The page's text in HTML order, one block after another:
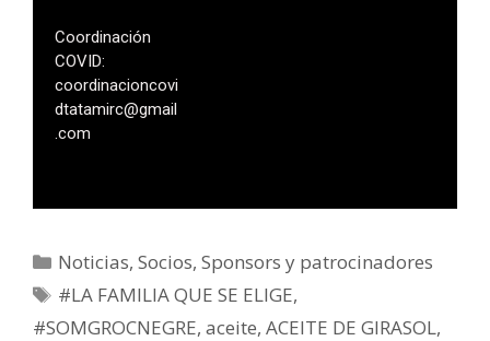
Coordinación
COVID:
coordinacioncovi
dtatamirc@gmail
.com
Noticias,Socios,Sponsors y patrocinadores
#LA FAMILIA QUE SE ELIGE,
#SOMGROCNEGRE, aceite, ACEITE DE GIRASOL,